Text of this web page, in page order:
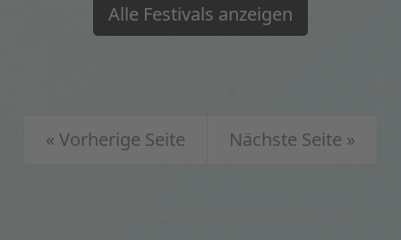
Alle Festivals anzeigen
« Vorherige Seite Nächste Seite »